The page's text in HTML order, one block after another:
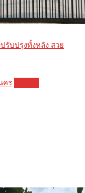
รับปรุงทั้งหลัง สวย
คร